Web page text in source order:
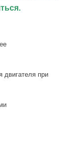
двигателя при